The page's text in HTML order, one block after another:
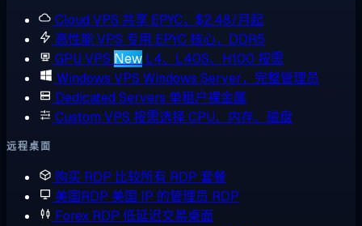
Cloud VPS 共享 EPYC，$2.48/月起
高性能 VPS 专用 EPYC 核心，DDR5
GPU VPS New L4、L40S、H100 按需
Windows VPS Windows Server，完整管理员
Dedicated Servers 单租户裸金属
Custom VPS 按需选择 CPU、内存、磁盘
远程桌面
购买 RDP 比较所有 RDP 套餐
美国RDP 美国 IP 的管理员 RDP
Forex RDP 低延迟交易桌面